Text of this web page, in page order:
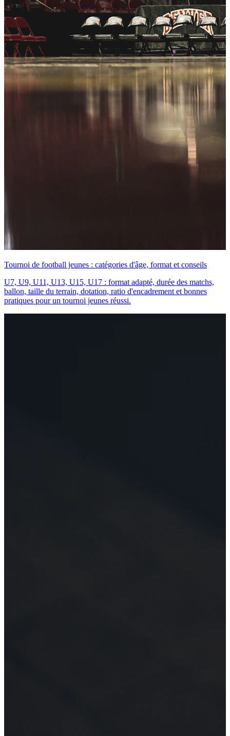
Tournoi de football jeunes : catégories d'âge, format et conseils
U7, U9, U11, U13, U15, U17 : format adapté, durée des matchs,
ballon, taille du terrain, dotation, ratio d'encadrement et bonnes
pratiques pour un tournoi jeunes réussi.